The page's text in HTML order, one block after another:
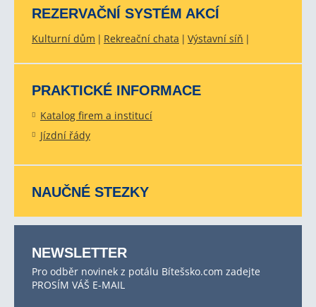
REZERVAČNÍ SYSTÉM AKCÍ
Kulturní dům Rekreační chata Výstavní síň
PRAKTICKÉ INFORMACE
Katalog firem a institucí
Jízdní řády
NAUČNÉ STEZKY
NEWSLETTER
Pro odběr novinek z potálu Bítešsko.com zadejte
PROSÍM VÁŠ E-MAIL